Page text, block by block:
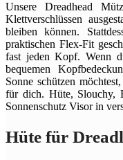
Unsere Dreadhead
Klettverschlüssen
bleiben können.
praktischen Flex-Fit
fast jeden Kopf. Wenn
bequemen
Sonne schützen
für dich. Hüte, Slouchy,
Sonnenschutz Visor in
Hüte für